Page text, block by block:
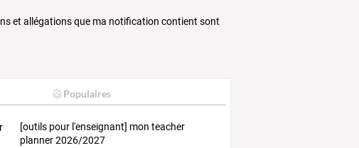
et allégations que ma notification contient sont
Populaires
[outils pour l'enseignant] mon teacher
planner 2026/2027